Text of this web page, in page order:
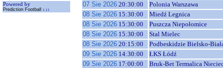
Powered by
Prediction Football 1.11
07 Sie 2026 20:30:00
Polonia Warszawa
08 Sie 2026 15:30:00
Miedź Legnica
08 Sie 2026 15:30:00
Puszcza Niepołomice
08 Sie 2026 15:30:00
Stal Mielec
08 Sie 2026 20:15:00
Podbeskidzie Bielsko-
09 Sie 2026 14:30:00
ŁKS Łódź
09 Sie 2026 17:00:00
Bruk-Bet Termalica